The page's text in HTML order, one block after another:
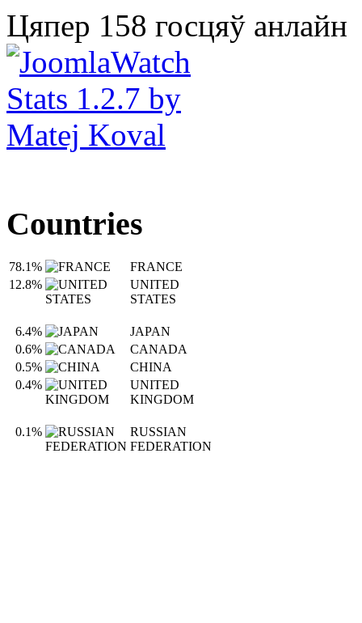
Цяпер 158 госцяў анлайн
Countries
78.1%
FRANCE
12.8%
UNITED
STATES
6.4%
JAPAN
0.6%
CANADA
0.5%
CHINA
0.4%
UNITED
KINGDOM
0.1%
RUSSIAN
FEDERATION